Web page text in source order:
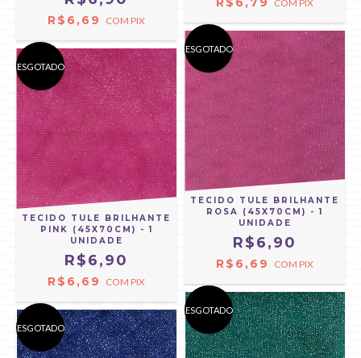
R$6,69 COM PIX
COM PIX
ESGOTADO
TECIDO TULE BRILHANTE
PINK (45X70CM) - 1
UNIDADE
R$6,90
R$6,69 COM PIX
ESGOTADO
TECIDO TULE BRILHANTE
ROSA (45X70CM) - 1
UNIDADE
R$6,90
R$6,69 COM PIX
ESGOTADO
ESGOTADO